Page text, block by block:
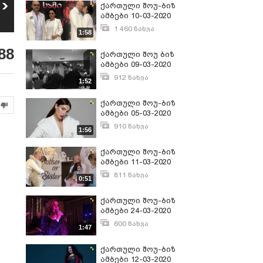
Miss and Mister Adjara
Gold 2025
ნახვა
5
მარჯანიშვილის
თეატრში პუსკა
გამსახურდიას
სამოყვარულო
გაიმართა
1:58
ქართული შოუ-ბიზ
ამბები 10-03-2020
1 460 ნახვა
1:52
ქართული შოუ ბიზ
ამბები 09-03-2020
912 ნახვა
1:56
ქართული შოუ-ბიზ
ამბები 05-03-2020
910 ნახვა
0:51
ქართული შოუ-ბიზ
ამბები 11-03-2020
811 ნახვა
1:47
ქართული შოუ-ბიზ
ამბები 24-03-2020
600 ნახვა
ქართული შოუ-ბიზ
ამბები 12-03-2020